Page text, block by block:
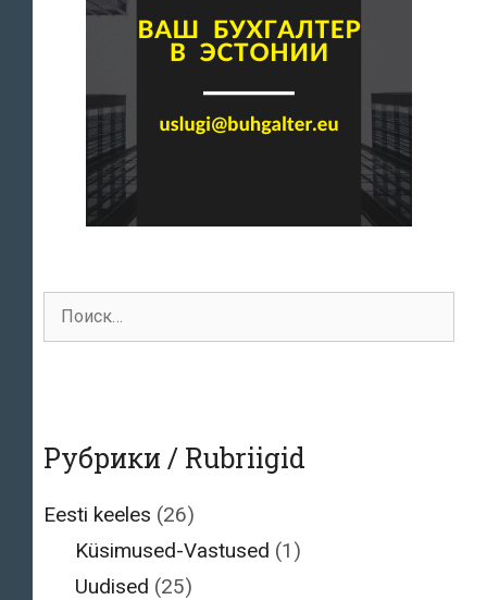
Поиск
для:
Рубрики / Rubriigid
Eesti keeles (26)
Küsimused-Vastused (1)
Uudised (25)